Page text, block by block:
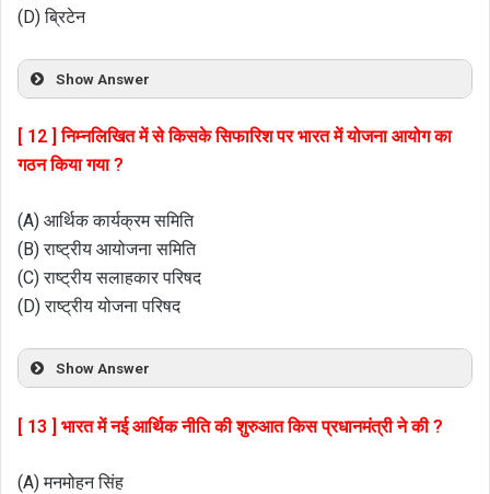
(D) ब्रिटेन
Show Answer
[ 12 ] निम्नलिखित में से किसके सिफारिश पर भारत में योजना आयोग का
गठन किया गया ?
(A) आर्थिक कार्यक्रम समिति
(B) राष्ट्रीय आयोजना समिति
(C) राष्ट्रीय सलाहकार परिषद
(D) राष्ट्रीय योजना परिषद
Show Answer
[ 13 ] भारत में नई आर्थिक नीति की शुरुआत किस प्रधानमंत्री ने की ?
(A) मनमोहन सिंह